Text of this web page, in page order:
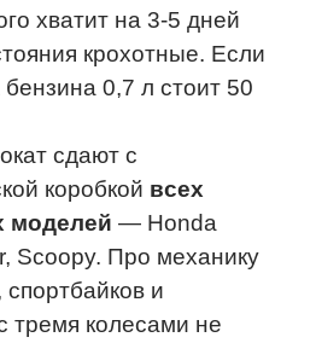
хватит на 3-5 дней
крохотные. Если
бензина 0,7 л стоит 50
сдают с
коробкой всех
моделей — Honda
Scoopy. Про механику
и
тремя колесами не